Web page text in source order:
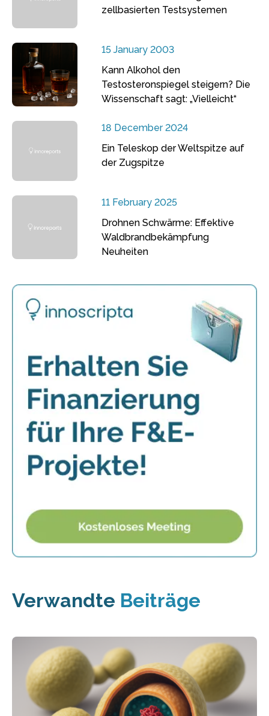
zellbasierten Testsystemen
15 January 2003
Kann Alkohol den
Testosteronspiegel steigern? Die
Wissenschaft sagt: „Vielleicht“
18 December 2024
Ein Teleskop der Weltspitze auf
der Zugspitze
11 February 2025
Drohnen Schwärme: Effektive
Waldbrandbekämpfung
Neuheiten
Verwandte Beiträge